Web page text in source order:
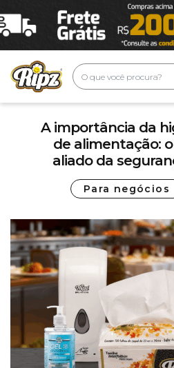
A importância da
de alimentação:
aliado da
Para negócios